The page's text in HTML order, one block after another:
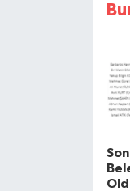
Son